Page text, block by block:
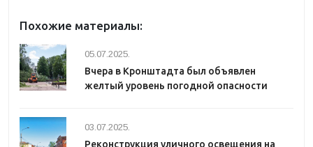
Похожие материалы:
05.07.2025.
Вчера в Кронштадта был объявлен
желтый уровень погодной опасности
03.07.2025.
Реконструкция уличного освещения на